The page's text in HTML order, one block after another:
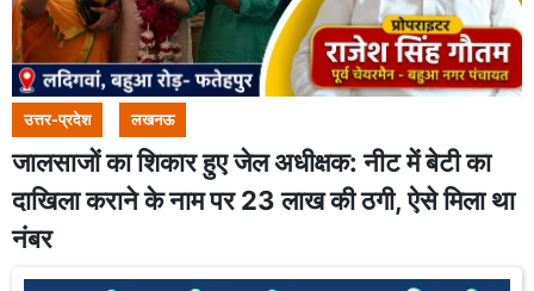
उत्तर-प्रदेश लखनऊ
जालसाजों का शिकार हुए जेल अधीक्षक: नीट में बेटी का
दाखिला कराने के नाम पर 23 लाख की ठगी, ऐसे मिला था
नंबर